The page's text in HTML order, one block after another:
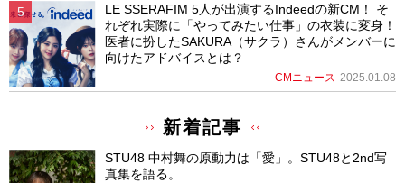
LE SSERAFIM 5人が出演するIndeedの新CM！ そ
れぞれ実際に「やってみたい仕事」の衣装に変身！
医者に扮したSAKURA（サクラ）さんがメンバーに
向けたアドバイスとは？
CMニュース 2025.01.08
新着記事
STU48 中村舞の原動力は「愛」。STU48と2nd写
真集を語る。